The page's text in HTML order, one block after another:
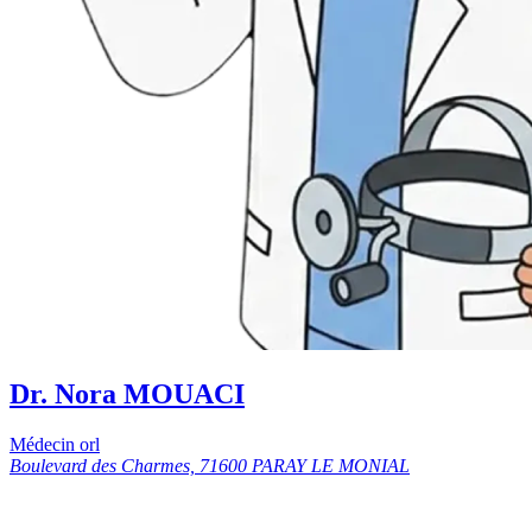
Dr. Nora MOUACI
Médecin orl
Boulevard des Charmes, 71600 PARAY LE MONIAL